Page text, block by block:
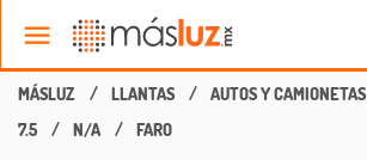
LLANTAS AUTOS Y CAMIONETAS
7.5
N/A FARO